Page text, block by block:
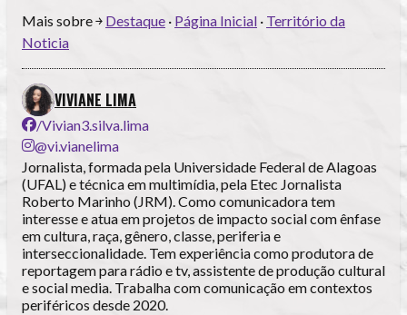
Mais sobre ￫ Destaque · Página Inicial · Território da
Noticia
VIVIANE LIMA
/Vivian3.silva.lima
@vi.vianelima
Jornalista, formada pela Universidade Federal de Alagoas
(UFAL) e técnica em multimídia, pela Etec Jornalista
Roberto Marinho (JRM). Como comunicadora tem
interesse e atua em projetos de impacto social com ênfase
em cultura, raça, gênero, classe, periferia e
interseccionalidade. Tem experiência como produtora de
reportagem para rádio e tv, assistente de produção cultural
e social media. Trabalha com comunicação em contextos
periféricos desde 2020.